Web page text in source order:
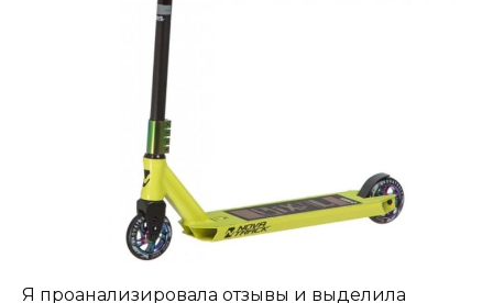
Я проанализировала отзывы и выделила